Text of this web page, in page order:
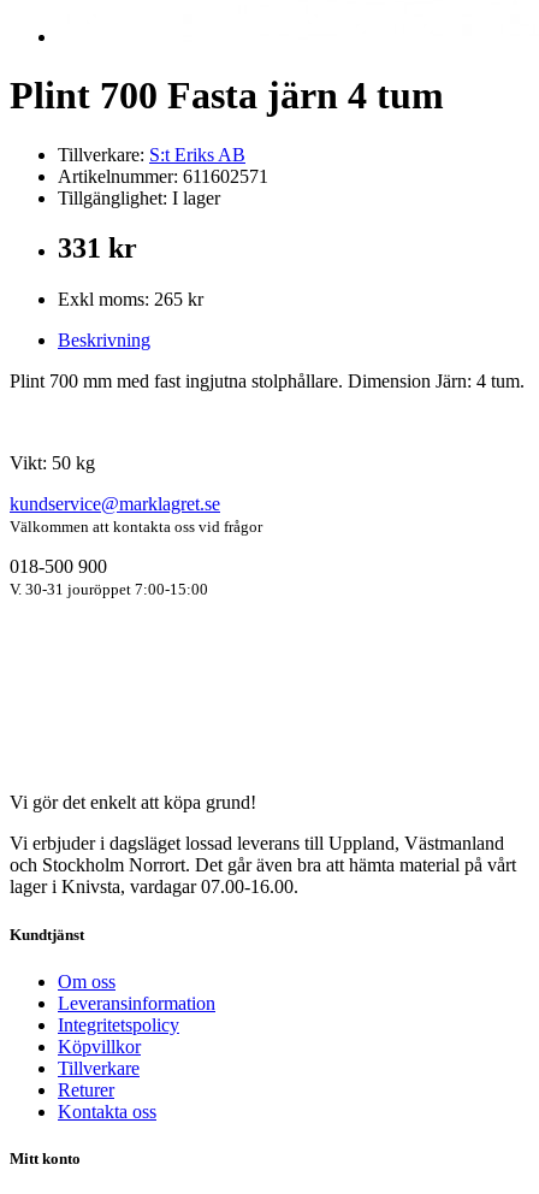
Plint 700 Fasta järn 4 tum
Tillverkare: S:t Eriks AB
Artikelnummer: 611602571
Tillgänglighet: I lager
331 kr
Exkl moms: 265 kr
Beskrivning
Plint 700 mm med fast ingjutna stolphållare. Dimension Järn: 4 tum.
Vikt: 50 kg
kundservice@marklagret.se
Välkommen att kontakta oss vid frågor
018-500 900
V. 30-31 jouröppet 7:00-15:00
Vi gör det enkelt att köpa grund!
Vi erbjuder i dagsläget lossad leverans till Uppland, Västmanland
och Stockholm Norrort. Det går även bra att hämta material på vårt
lager i Knivsta, vardagar 07.00-16.00.
Kundtjänst
Om oss
Leveransinformation
Integritetspolicy
Köpvillkor
Tillverkare
Returer
Kontakta oss
Mitt konto